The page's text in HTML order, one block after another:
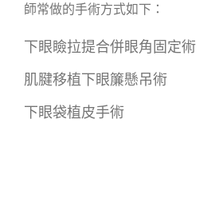
師常做的手術方式如下：
下眼瞼拉提合併眼角固定術
肌腱移植下眼簾懸吊術
下眼袋植皮手術